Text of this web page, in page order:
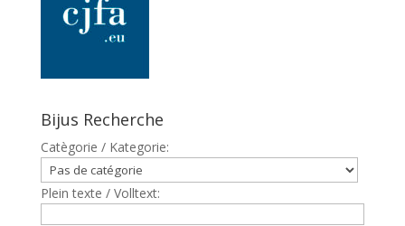
Bijus Recherche
Catègorie / Kategorie:
Plein texte / Volltext: